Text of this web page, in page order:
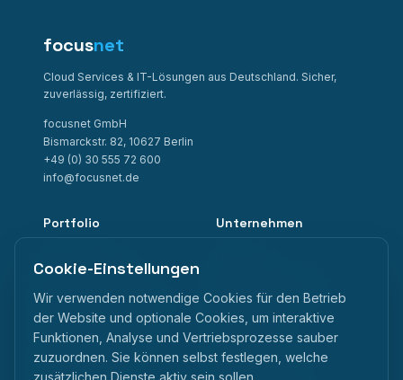
focusnet
Cloud Services & IT-Lösungen aus Deutschland. Sicher,
zuverlässig, zertifiziert.
focusnet GmbH
Bismarckstr. 82, 10627 Berlin
+49 (0) 30 555 72 600
info@focusnet.de
Portfolio
IaaS Virtual Datacenter
S3 Object Storage
M365 Backup
Unternehmen
Referenzen
Hersteller
Partnerprogramm
Cookie-Einstellungen
Wir verwenden notwendige Cookies für den Betrieb
der Website und optionale Cookies, um interaktive
Funktionen, Analyse und Vertriebsprozesse sauber
zuzuordnen. Sie können selbst festlegen, welche
zusätzlichen Dienste aktiv sein sollen.